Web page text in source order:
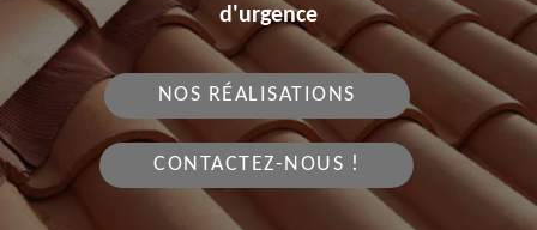
d'urgence
NOS RÉALISATIONS
CONTACTEZ-NOUS !